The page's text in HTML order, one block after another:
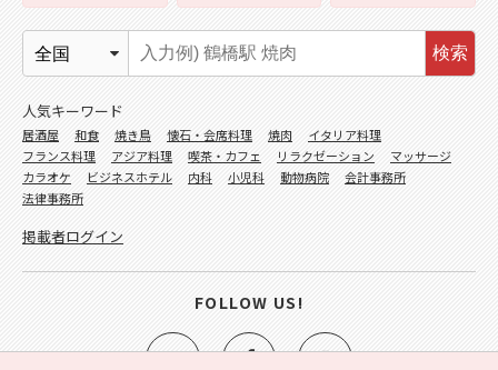
検索
人気キーワード
居酒屋 和食 焼き鳥 懐石・会席料理 焼肉
イタリア料理
フランス料理
アジア料理 喫茶・カフェ リラクゼーション
マッサージ
カラオケ
ビジネスホテル 内科 小児科 動物病院
会計事務所
法律事務所
掲載者ログイン
FOLLOW US!